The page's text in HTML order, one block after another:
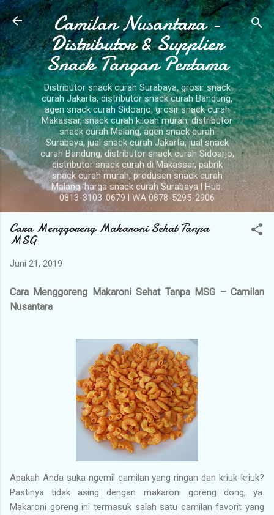
Langsung ke konten utama
Camilan Nusantara -
Distributor & Supplier
Snack Tangan Pertama
Distributor snack curah Surabaya, grosir snack
curah Jakarta, distributor snack curah Bandung,
agen snack curah Sidoarjo, grosir snack curah
Makassar, snack curah kiloan murah, distributor
snack curah Malang, agen snack curah
Surabaya, jual snack curah Jakarta, jual snack
curah Bandung, distributor snack curah Sidoarjo,
distributor snack curah di Makassar, pabrik
snack curah murah, produsen snack curah
Malang, harga snack curah Surabaya l Hub.
0813-3103-0679 l WA 0878-5295-2906
Cara Menggoreng Makaroni Sehat Tanpa
MSG
Juni 21, 2019
Cara Menggoreng Makaroni Sehat Tanpa MSG – Camilan
Nusantara
Apakah Anda suka ngemil camilan yang ringan dan kriuk-kriuk?
Pastinya tidak asing dengan makaroni goreng dong, ya.
Makaroni goreng ini termasuk salah satu camilan favorit yang